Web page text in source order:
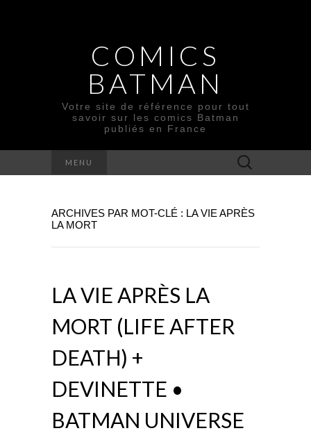
COMICS
BATMAN
Votre site de référence pour tout
savoir sur les comics Batman
publiés en France
MENU Rechercher :
ARCHIVES PAR MOT-CLÉ : LA VIE APRÈS
LA MORT
LA VIE APRÈS LA
MORT (LIFE AFTER
DEATH) +
DEVINETTE •
BATMAN UNIVERSE